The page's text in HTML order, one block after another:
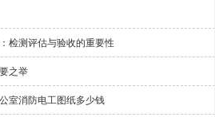
检测评估与验收的重要性
之举
室消防电工图纸多少钱